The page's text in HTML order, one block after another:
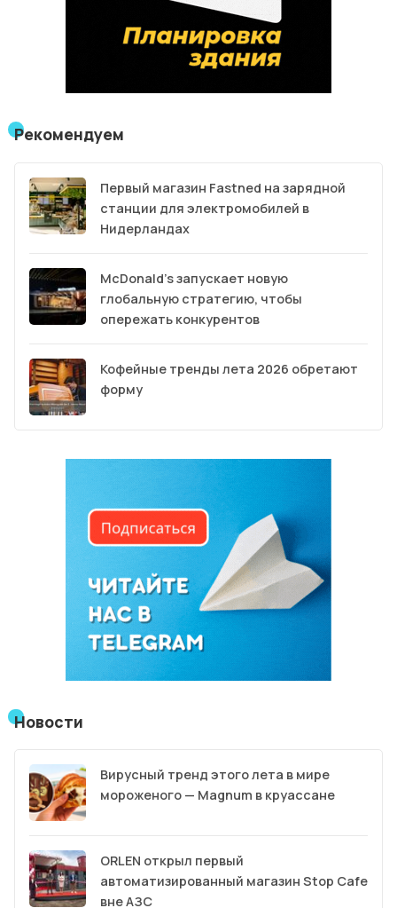
Рекомендуем
Первый магазин Fastned на зарядной
станции для электромобилей в
Нидерландах
McDonald’s запускает новую
глобальную стратегию, чтобы
опережать конкурентов
Кофейные тренды лета 2026 обретают
форму
Новости
Вирусный тренд этого лета в мире
мороженого — Magnum в круассане
ORLEN открыл первый
автоматизированный магазин Stop Cafe
вне АЗС